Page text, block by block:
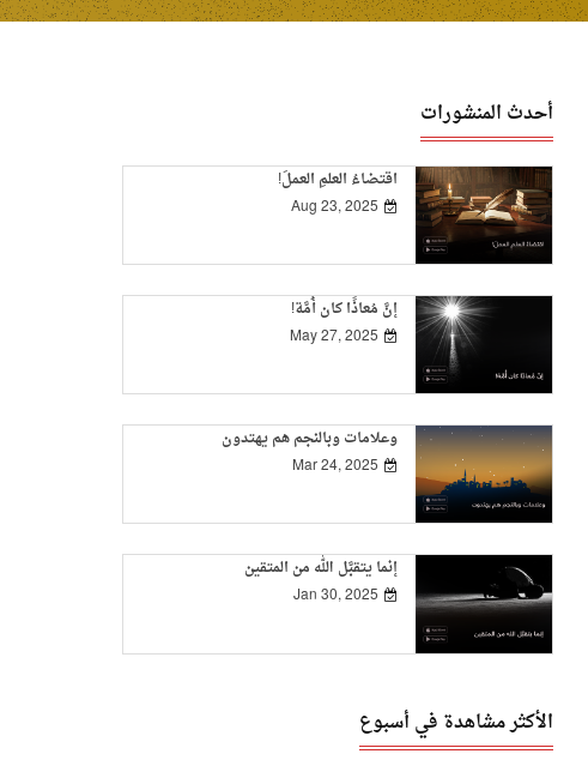
أحدث المنشورات
اقتضاءُ العلمِ العملَ!
Aug 23, 2025
إنَّ مُعاذًا كان أُمَّة!
May 27, 2025
وعلامات وبالنجم هم يهتدون
Mar 24, 2025
إنما يتقبَّل الله من المتقين
Jan 30, 2025
الأكثر مشاهدة في أسبوع